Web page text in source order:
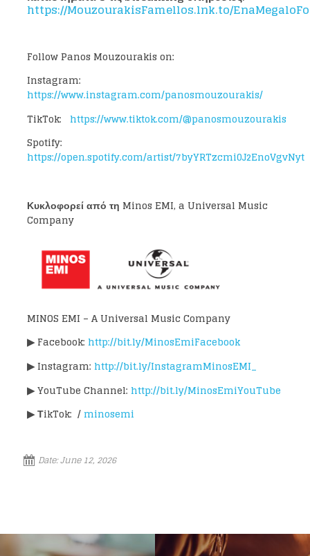
https://MouzourakisFamellos.lnk.to/
Follow Panos Mouzourakis on:
Instagram:
https://www.instagram.com/panosmouzourakis/
TikTok: https://www.tiktok.com/@panosmouzourakis
Spotify:
https://open.spotify.com/artist/7byYRTzcmi0J2EnoVgvNyt
Κυκλοφορεί από τη Minos EMI, a Universal Music
Company
MINOS EMI – A Universal Music Company
▶Facebook: http://bit.ly/MinosEmiFacebook
▶Instagram: http://bit.ly/InstagramMinosEMI_
▶YouTube Channel: http://bit.ly/MinosEmiYouTube
▶ΤikTok: / minosemi
Date:June 12, 2026
Loading your form, please wait...